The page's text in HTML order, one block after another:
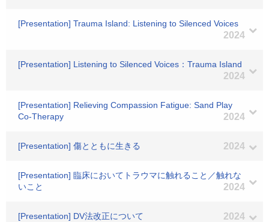
[Presentation] Trauma Island: Listening to Silenced Voices
2024
[Presentation] Listening to Silenced Voices：Trauma Island
2024
[Presentation] Relieving Compassion Fatigue: Sand Play
Co-Therapy
2024
[Presentation] 傷とともに生きる 2024
[Presentation] 臨床においてトラウマに触れること／触れな
いこと
2024
[Presentation] DV法改正について 2024